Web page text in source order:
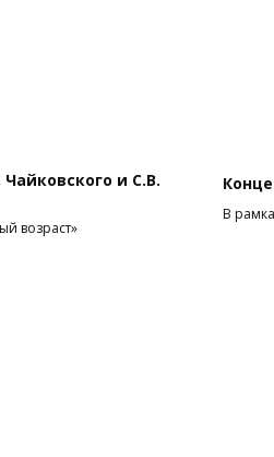
и С.В.
возраст»
В